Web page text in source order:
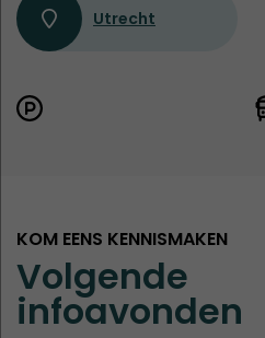
Utrecht
KOM EENS KENNISMAKEN
Volgende
infoavonden